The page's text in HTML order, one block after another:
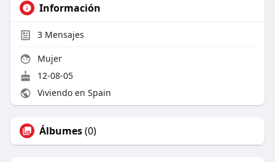
Información
3Mensajes
Mujer
12-08-05
Viviendo en Spain
Álbumes(0)